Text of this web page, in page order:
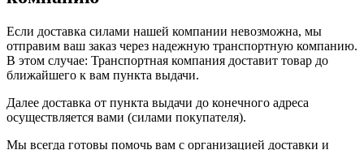
Если доставка силами нашей компании невозможна, мы
отправим ваш заказ через надежную транспортную компанию.
В этом случае: Транспортная компания доставит товар до
ближайшего к вам пункта выдачи.
Далее доставка от пункта выдачи до конечного адреса
осуществляется вами (силами покупателя).
Мы всегда готовы помочь вам с организацией доставки и